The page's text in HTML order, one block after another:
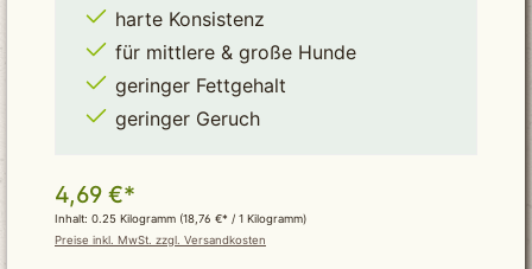
harte Konsistenz
für mittlere & große Hunde
geringer Fettgehalt
geringer Geruch
4,69 €*
Inhalt: 0.25 Kilogramm (18,76 €* / 1 Kilogramm)
Preise inkl. MwSt. zzgl. Versandkosten